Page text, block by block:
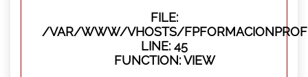
FILE:
/VAR/WWW/VHOSTS/
LINE: 45
FUNCTION: VIEW